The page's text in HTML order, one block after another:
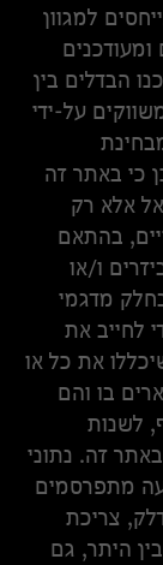
למגוון
הבדלים בין
על-ידי
כי באתר זה
אלא רק
בהתאם
ו/או
מדגמי
לחייב את
את כל או
בו והם
לשנות
זה. נתוני
מתפרסמים
צריכת
היתר, גם